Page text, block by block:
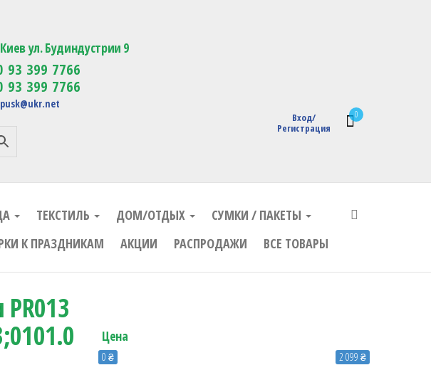
сувенирной продукции с логотипом
0
Вход/
Регистрация
ул. Будиндустрии 9
93 399 7766
93 399 7766
ТЕКСТИЛЬ ДОМ/ОТДЫХ
СУМКИ / ПАКЕТЫ
К ПРАЗДНИКАМ АКЦИИ РАСПРОДАЖИ ВСЕ ТОВАРЫ
Цена
0 ₴ 2 099 ₴